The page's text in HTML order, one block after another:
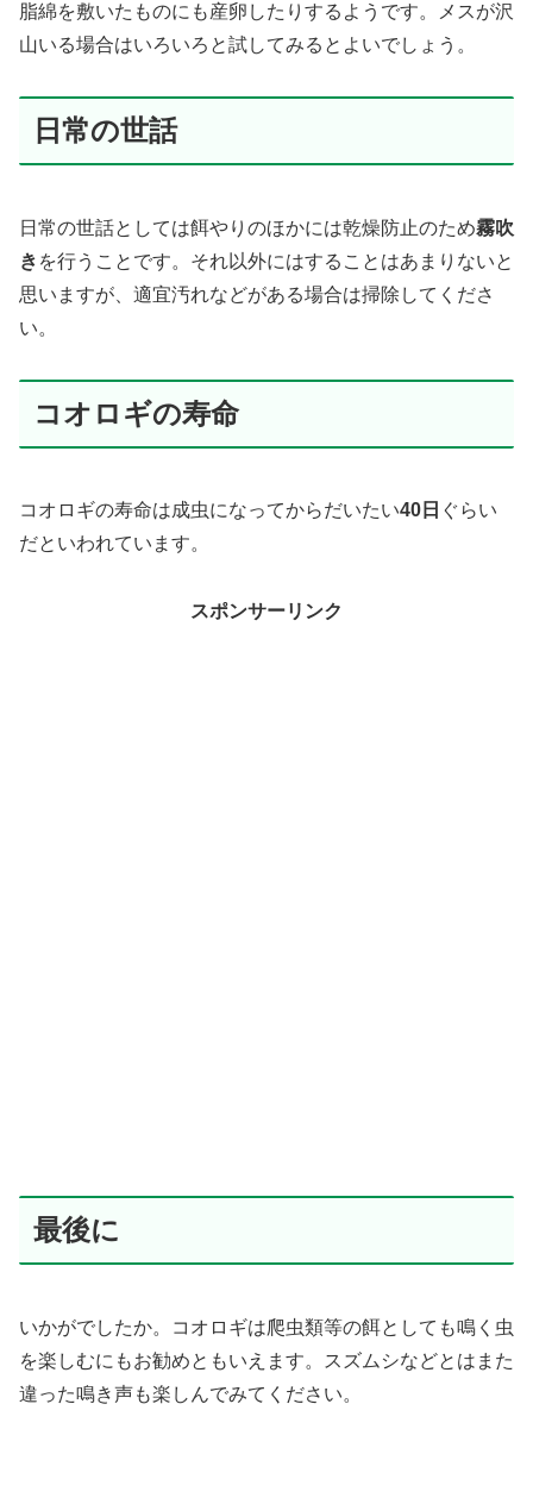
脂綿を敷いたものにも産卵したりするようです。メスが沢
山いる場合はいろいろと試してみるとよいでしょう。
日常の世話
日常の世話としては餌やりのほかには乾燥防止のため霧吹
き を行うことです。それ以外にはすることはあまりないと
思いますが、適宜汚れなどがある場合は掃除してくださ
い。
コオロギの寿命
コオロギの寿命は成虫になってからだいたい40日 ぐらい
だといわれています。
スポンサーリンク
最後に
いかがでしたか。コオロギは爬虫類等の餌としても鳴く虫
を楽しむにもお勧めともいえます。スズムシなどとはまた
違った鳴き声も楽しんでみてください。